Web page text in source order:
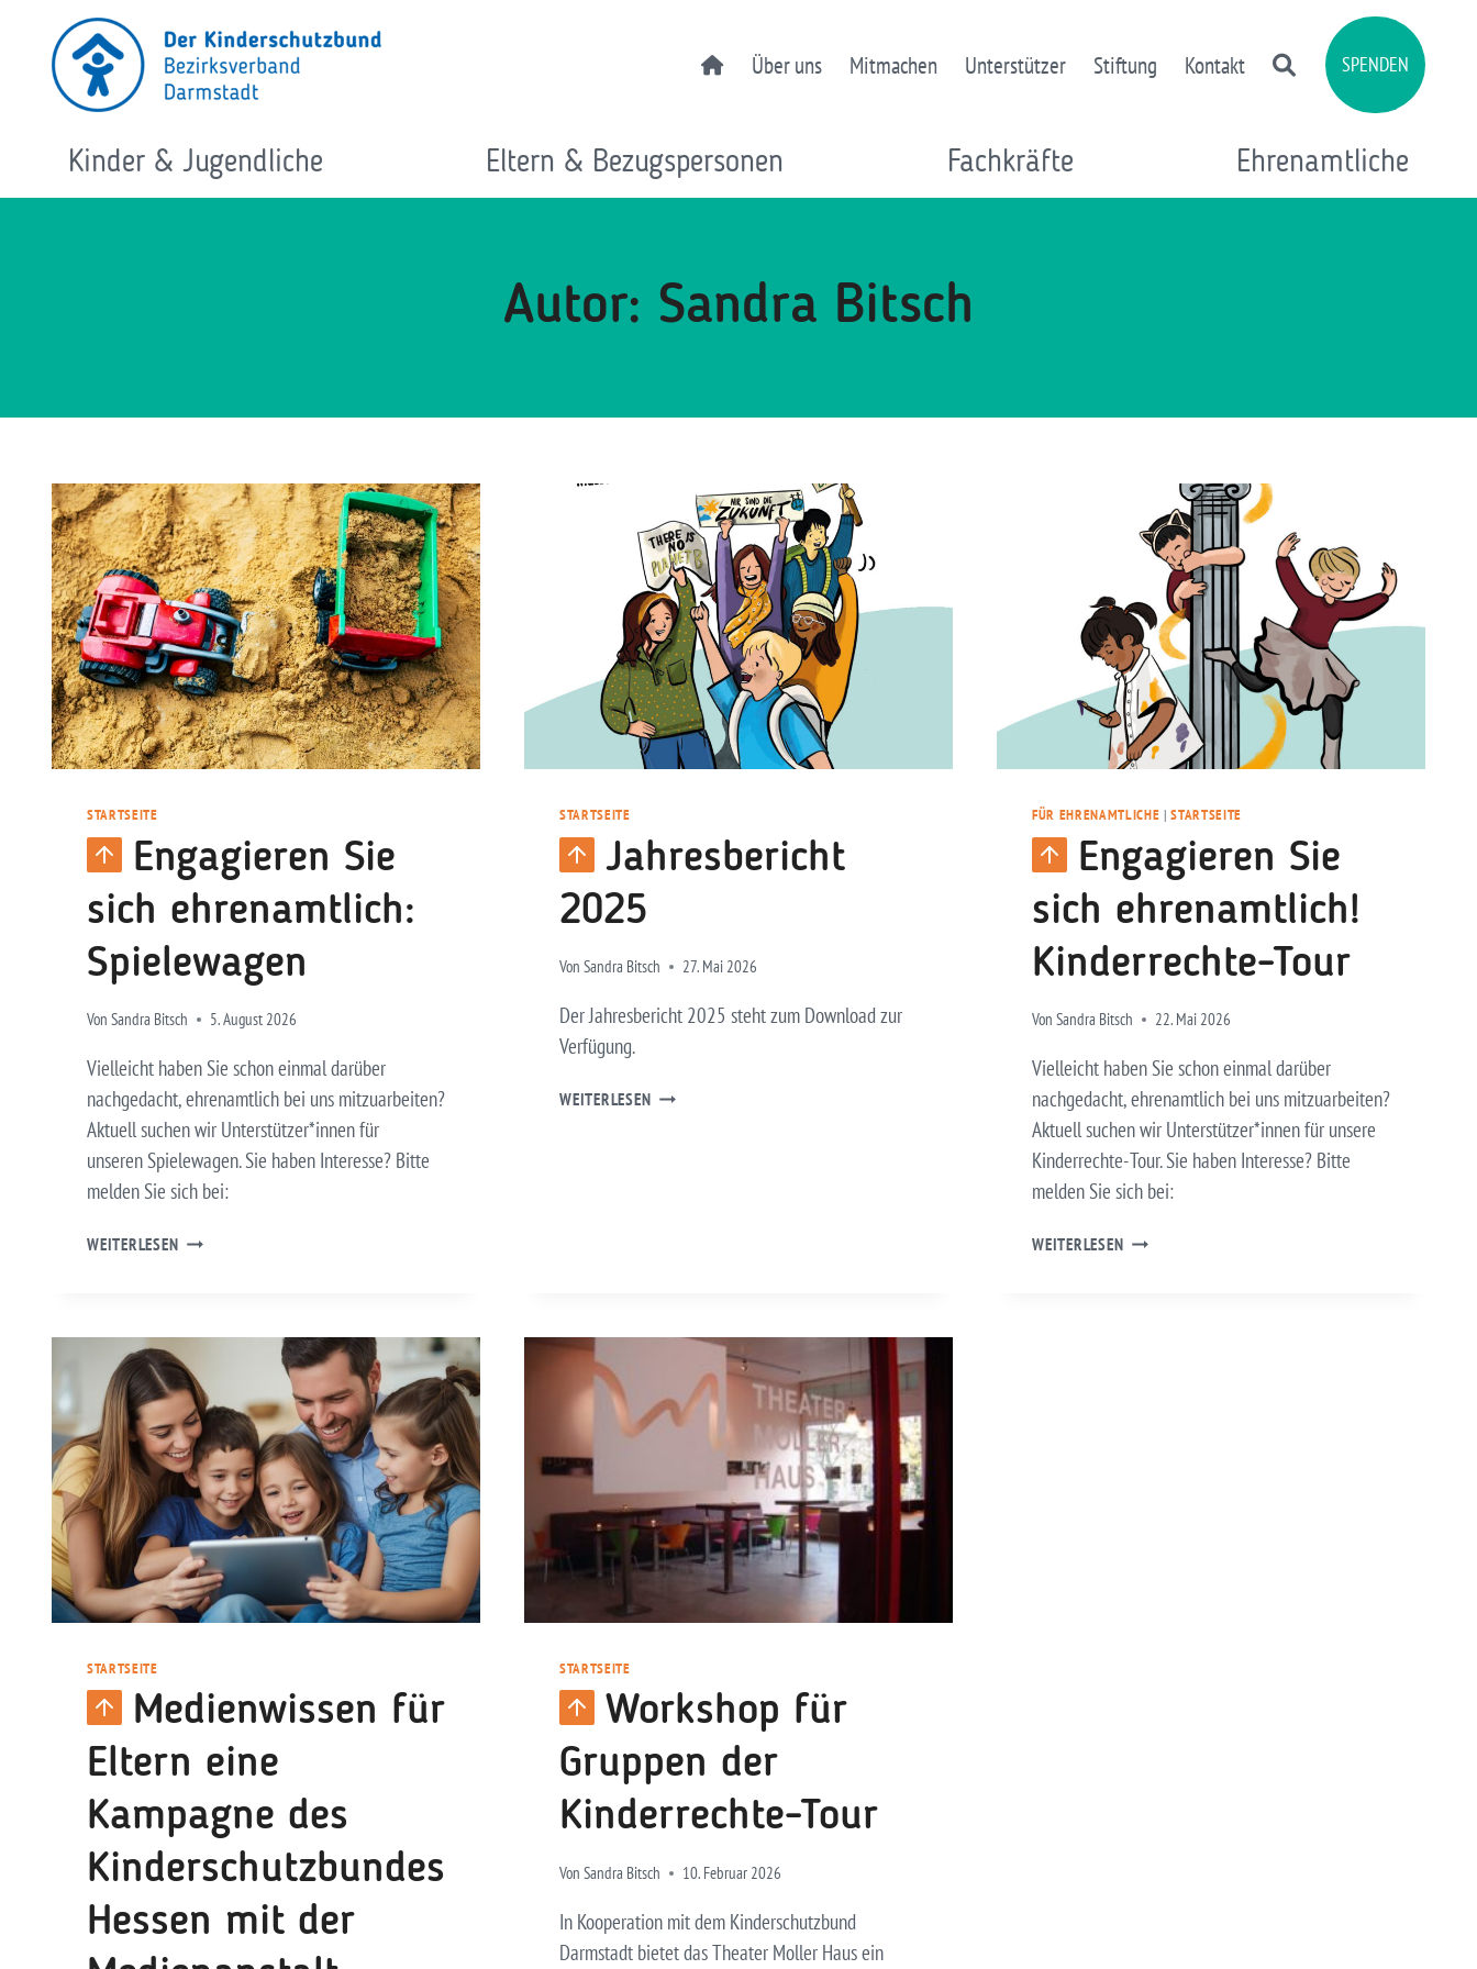
springen
Über uns Mitmachen Unterstützer Stiftung Kontakt SPENDEN
Kinder & Jugendliche Eltern & Bezugspersonen Fachkräfte Ehrenamtliche
Autor: Sandra Bitsch
STARTSEITE
Engagieren Sie
sich ehrenamtlich:
Spielewagen
Von Sandra Bitsch 5. August 2026
Vielleicht haben Sie schon einmal darüber
nachgedacht, ehrenamtlich bei uns mitzuarbeiten?
Aktuell suchen wir Unterstützer*innen für
unseren Spielewagen. Sie haben Interesse? Bitte
melden Sie sich bei:
WEITERLESENENGAGIEREN
SPIELEWAGEN
STARTSEITE
Jahresbericht
2025
Von Sandra Bitsch 27. Mai 2026
Der Jahresbericht 2025 steht zum Download zur
Verfügung.
WEITERLESENJAHRESBERICHT
FÜR EHRENAMTLICHE |STARTSEITE
Engagieren Sie
sich ehrenamtlich!
Kinderrechte-Tour
Von Sandra Bitsch 22. Mai 2026
Vielleicht haben Sie schon einmal darüber
nachgedacht, ehrenamtlich bei uns mitzuarbeiten?
Aktuell suchen wir Unterstützer*innen für unsere
Kinderrechte-Tour. Sie haben Interesse? Bitte
melden Sie sich bei:
WEITERLESENENGAGIEREN
STARTSEITE
Medienwissen für
Eltern eine
Kampagne des
Kinderschutzbundes
Hessen mit der
STARTSEITE
Workshop für
Gruppen der
Kinderrechte-Tour
Von Sandra Bitsch 10. Februar 2026
In Kooperation mit dem Kinderschutzbund
Darmstadt bietet das Theater Moller Haus ein